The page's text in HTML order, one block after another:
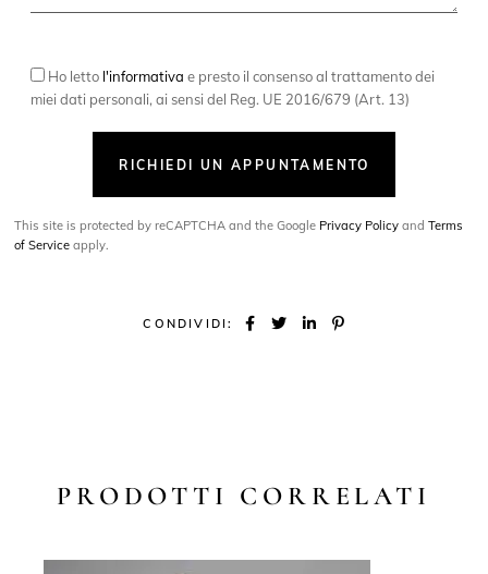
Ho letto l'informativa e presto il consenso al trattamento dei
miei dati personali, ai sensi del Reg. UE 2016/679 (Art. 13)
RICHIEDI UN APPUNTAMENTO
This site is protected by reCAPTCHA and the Google Privacy Policy andTerms
of Service apply.
CONDIVIDI:
PRODOTTI CORRELATI